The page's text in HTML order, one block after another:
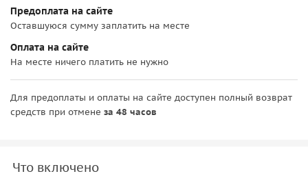
Предоплата на сайте
Оставшуюся сумму заплатить на месте
Оплата на сайте
На месте ничего платить не нужно
Для предоплаты и оплаты на сайте доступен полный возврат
средств при отмене за 48 часов
Что включено